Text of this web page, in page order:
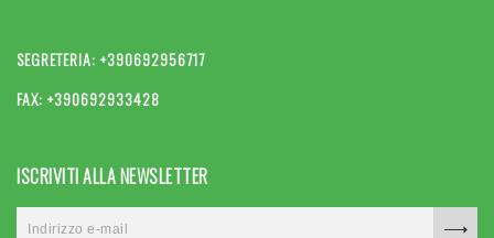
SEGRETERIA: +390692956717
FAX: +390692933428
ISCRIVITI ALLA NEWSLETTER